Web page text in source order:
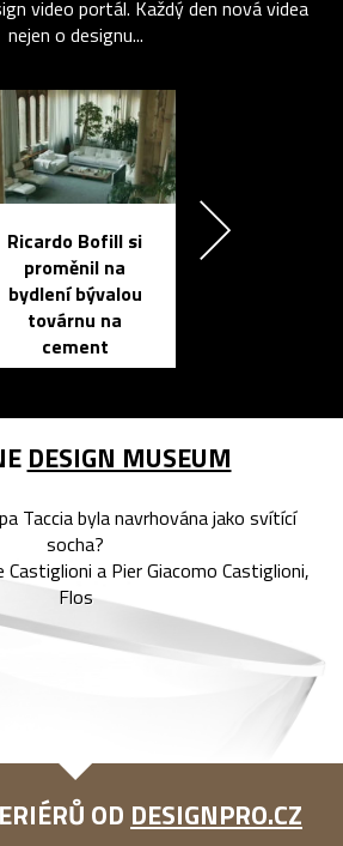
video portál. Každý den nová videa
nejen o designu...
Ricardo Bofill si
proměnil na
bydlení bývalou
továrnu na
cement
DESIGN MUSEUM
Taccia byla navrhována jako svítící
socha?
a Pier Giacomo Castiglioni,
Flos
OD DESIGNPRO.CZ